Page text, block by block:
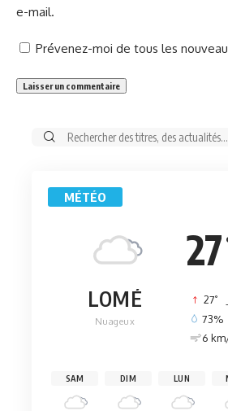
e-mail.
Prévenez-moi de tous les
Rechercher:
MÉTÉO
27
LOMÉ
Nuageux
27°
73%
6
SAM DIM LUN